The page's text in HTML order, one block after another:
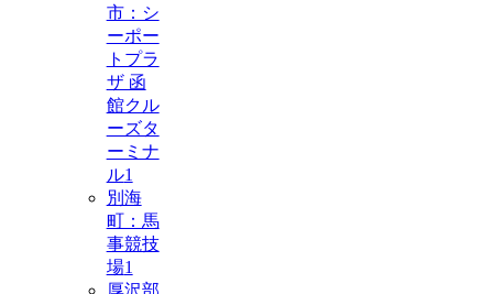
市：シ
ーポー
トプラ
ザ 函
館クル
ーズタ
ーミナ
ル1
別海
町：馬
事競技
場1
厚沢部